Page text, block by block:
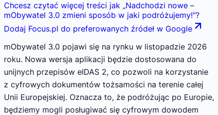
Chcesz czytać więcej treści jak „Nadchodzi nowe –
mObywatel 3.0 zmieni sposób w jaki podróżujemy!"?
Dodaj Focus.pl do preferowanych źródeł w Google
mObywatel 3.0 pojawi się na rynku w listopadzie 2026
roku. Nowa wersja aplikacji będzie dostosowana do
unijnych przepisów eIDAS 2, co pozwoli na korzystanie
z cyfrowych dokumentów tożsamości na terenie całej
Unii Europejskiej. Oznacza to, że podróżując po Europie,
będziemy mogli posługiwać się cyfrowym dowodem